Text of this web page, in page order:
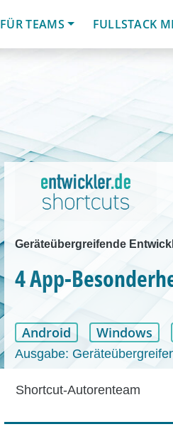
FÜR TEAMS
FULLSTACK
Geräteübergreifende
4 App-
Android Windows
Ausgabe:
Shortcut-Autorenteam